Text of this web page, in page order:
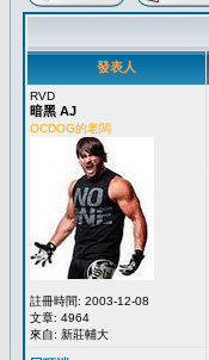
發表人
RVD
暗黑 AJ
OCDOG的老闆
註冊時間: 2003-12-08
文章: 4964
來自: 新莊輔大